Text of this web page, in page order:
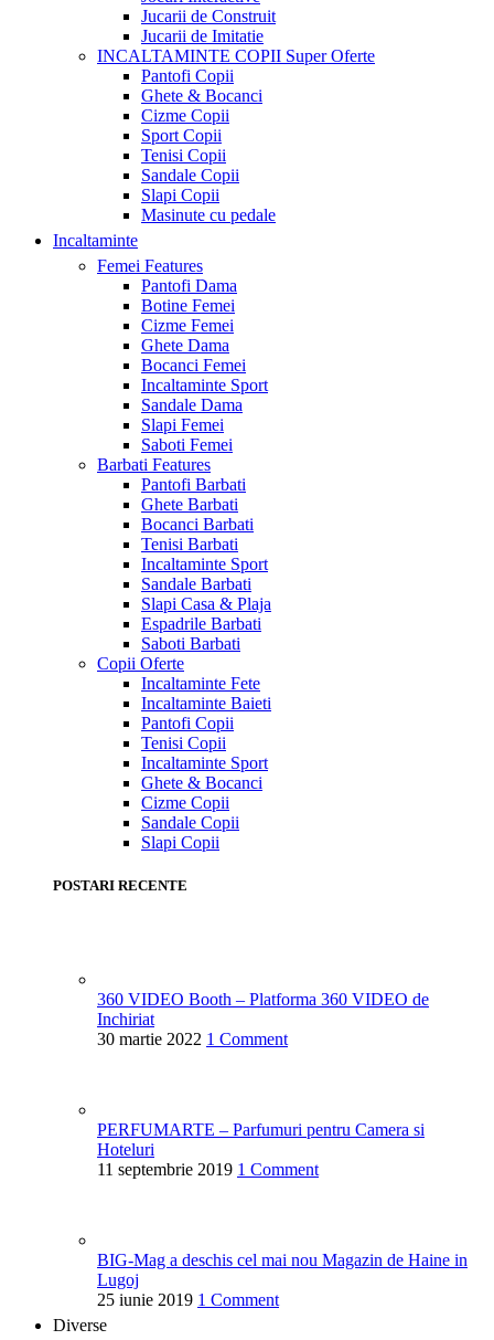
Jucarii de Construit
Jucarii de Imitatie
INCALTAMINTE COPII Super Oferte
Pantofi Copii
Ghete & Bocanci
Cizme Copii
Sport Copii
Tenisi Copii
Sandale Copii
Slapi Copii
Masinute cu pedale
Incaltaminte
Femei Features
Pantofi Dama
Botine Femei
Cizme Femei
Ghete Dama
Bocanci Femei
Incaltaminte Sport
Sandale Dama
Slapi Femei
Saboti Femei
Barbati Features
Pantofi Barbati
Ghete Barbati
Bocanci Barbati
Tenisi Barbati
Incaltaminte Sport
Sandale Barbati
Slapi Casa & Plaja
Espadrile Barbati
Saboti Barbati
Copii Oferte
Incaltaminte Fete
Incaltaminte Baieti
Pantofi Copii
Tenisi Copii
Incaltaminte Sport
Ghete & Bocanci
Cizme Copii
Sandale Copii
Slapi Copii
POSTARI RECENTE
360 VIDEO Booth – Platforma 360 VIDEO de
Inchiriat
30 martie 2022 1 Comment
PERFUMARTE – Parfumuri pentru Camera si
Hoteluri
11 septembrie 2019 1 Comment
BIG-Mag a deschis cel mai nou Magazin de Haine in
Lugoj
25 iunie 2019 1 Comment
Diverse